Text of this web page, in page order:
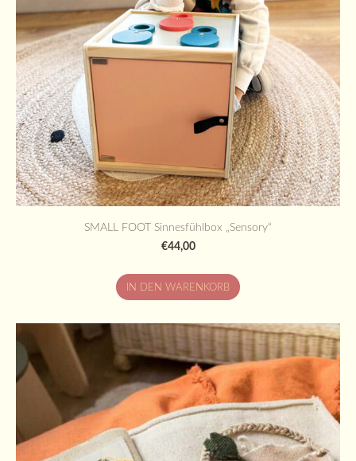
SMALL FOOT Sinnesfühlbox „Sensory“
€44,00
IN DEN WARENKORB